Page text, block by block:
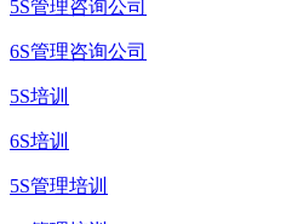
5S管理咨询公司
6S管理咨询公司
5S培训
6S培训
5S管理培训